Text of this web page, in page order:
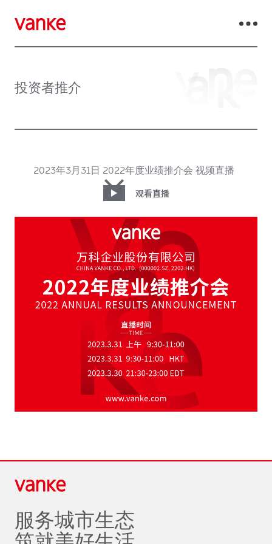
投资者推介
2023年3月31日 2022年度业绩推介会 视频直播
服务城市生态